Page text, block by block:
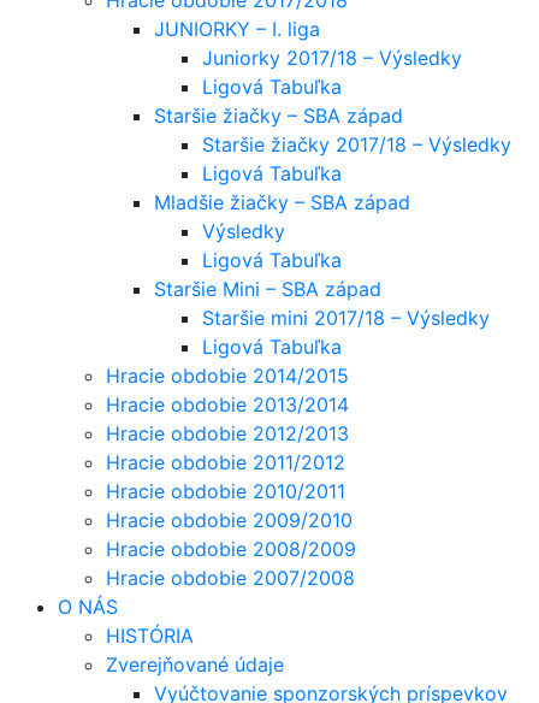
JUNIORKY – I. liga
Juniorky 2017/18 – Výsledky
Ligová Tabuľka
Staršie žiačky – SBA západ
Staršie žiačky 2017/18 – Výsledky
Ligová Tabuľka
Mladšie žiačky – SBA západ
Výsledky
Ligová Tabuľka
Staršie Mini – SBA západ
Staršie mini 2017/18 – Výsledky
Ligová Tabuľka
Hracie obdobie 2014/2015
Hracie obdobie 2013/2014
Hracie obdobie 2012/2013
Hracie obdobie 2011/2012
Hracie obdobie 2010/2011
Hracie obdobie 2009/2010
Hracie obdobie 2008/2009
Hracie obdobie 2007/2008
O NÁS
HISTÓRIA
Zverejňované údaje
Vyúčtovanie sponzorských príspevkov